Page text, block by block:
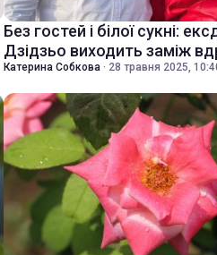
Без гостей і білої сукні:
Дзідзьо виходить заміж
Катерина Собкова · 28 травня 2025,